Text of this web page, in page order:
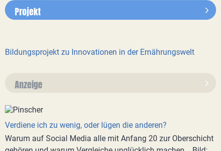
Projekt
Bildungsprojekt zu Innovationen in der Ernährungswelt
Anzeige
Verdiene ich zu wenig, oder lügen die anderen?
Warum auf Social Media alle mit Anfang 20 zur Oberschicht